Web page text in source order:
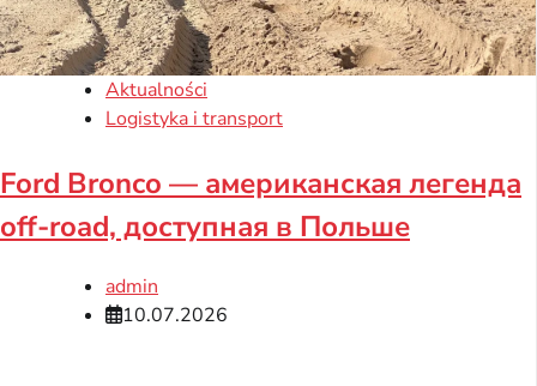
Aktualności
Logistyka i transport
Ford Bronco — американская легенда
off-road, доступная в Польше
admin
10.07.2026